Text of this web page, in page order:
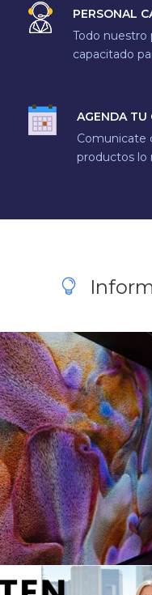
PERSONAL
Todo nuestro
capacitado
AGENDA TU
Comunicate
productos lo
1 abril, 2025